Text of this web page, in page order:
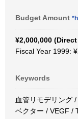
Budget Amount
¥2,000,000
Fiscal Year 1999:
Keywords
血管リモデリング
ベクター / VEGF /